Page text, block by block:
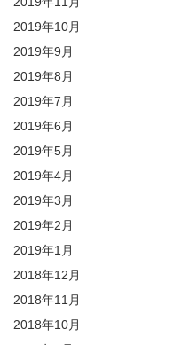
2019年10月
2019年9月
2019年8月
2019年7月
2019年6月
2019年5月
2019年4月
2019年3月
2019年2月
2019年1月
2018年12月
2018年11月
2018年10月